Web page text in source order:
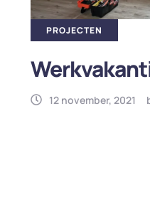
PROJECTEN
12 november, 2021